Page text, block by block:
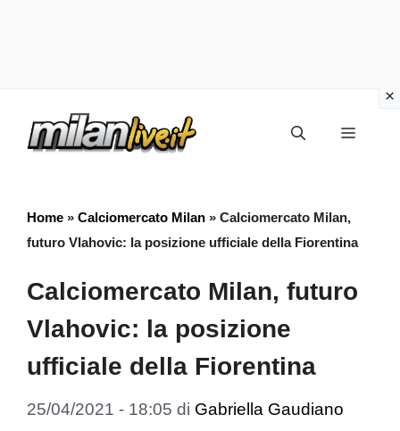
Menu
Home » Calciomercato Milan » Calciomercato Milan,
futuro Vlahovic: la posizione ufficiale della Fiorentina
Calciomercato Milan, futuro
Vlahovic: la posizione
ufficiale della Fiorentina
25/04/2021 - 18:05 di Gabriella Gaudiano